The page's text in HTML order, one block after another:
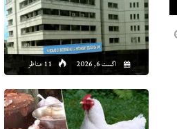
اگست 6, 2026 11 مناظر